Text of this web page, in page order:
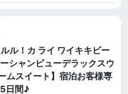
ル！カ ライ ワイキキビー
シャンビューデラックスウ
ムスイート】宿泊お客様専
日間♪